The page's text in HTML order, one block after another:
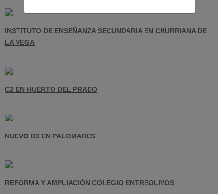
INSTITUTO DE ENSEÑANZA SECUNDARIA EN CHURRIANA DE
LA VEGA
C2 EN HUERTO DEL PRADO
NUEVO D3 EN PALOMARES
REFORMA Y AMPLIACIÓN COLEGIO ENTREOLIVOS